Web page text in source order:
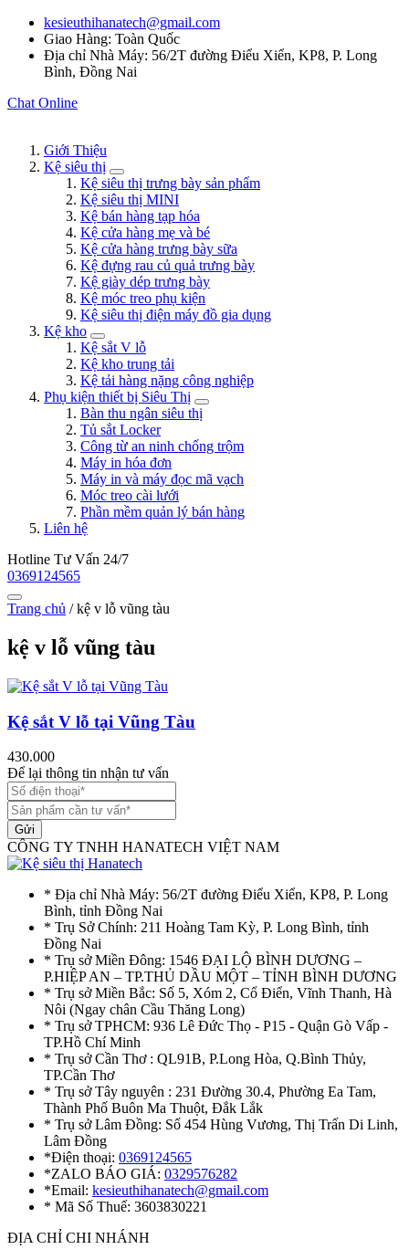
kesieuthihanatech@gmail.com
Giao Hàng: Toàn Quốc
Địa chỉ Nhà Máy: 56/2T đường Điểu Xiển, KP8, P. Long
Bình, Đồng Nai
Chat Online
Giới Thiệu
Kệ siêu thị
Kệ siêu thị trưng bày sản phẩm
Kệ siêu thị MINI
Kệ bán hàng tạp hóa
Kệ cửa hàng mẹ và bé
Kệ cửa hàng trưng bày sữa
Kệ đựng rau củ quả trưng bày
Kệ giày dép trưng bày
Kệ móc treo phụ kiện
Kệ siêu thị điện máy đồ gia dụng
Kệ kho
Kệ sắt V lỗ
Kệ kho trung tải
Kệ tải hàng nặng công nghiệp
Phụ kiện thiết bị Siêu Thị
Bàn thu ngân siêu thị
Tủ sắt Locker
Công từ an ninh chống trộm
Máy in hóa đơn
Máy in và máy đọc mã vạch
Móc treo cài lưới
Phần mềm quản lý bán hàng
Liên hệ
Hotline Tư Vấn 24/7
0369124565
Trang chủ /kệ v lỗ vũng tàu
kệ v lỗ vũng tàu
Kệ sắt V lỗ tại Vũng Tàu
430.000
Để lại thông tin nhận tư vấn
Gửi
CÔNG TY TNHH HANATECH VIỆT NAM
* Địa chỉ Nhà Máy: 56/2T đường Điểu Xiển, KP8, P. Long
Bình, tỉnh Đồng Nai
* Trụ Sở Chính: 211 Hoàng Tam Kỳ, P. Long Bình, tỉnh
Đồng Nai
* Trụ sở Miền Đông: 1546 ĐẠI LỘ BÌNH DƯƠNG –
P.HIỆP AN – TP.THỦ DẦU MỘT – TỈNH BÌNH DƯƠNG
* Trụ sở Miền Bắc: Số 5, Xóm 2, Cổ Điển, Vĩnh Thanh, Hà
Nôi (Ngay chân Cầu Thăng Long)
* Trụ sở TPHCM: 936 Lê Đức Thọ - P15 - Quận Gò Vấp -
TP.Hồ Chí Minh
* Trụ sở Cần Thơ : QL91B, P.Long Hòa, Q.Bình Thủy,
TP.Cần Thơ
* Trụ sở Tây nguyên : 231 Đường 30.4, Phường Ea Tam,
Thành Phố Buôn Ma Thuột, Đắk Lắk
* Trụ sở Lâm Đồng: Số 454 Hùng Vương, Thị Trấn Di Linh,
Lâm Đồng
*Điện thoại: 0369124565
*ZALO BÁO GIÁ: 0329576282
*Email: kesieuthihanatech@gmail.com
* Mã Số Thuế: 3603830221
ĐỊA CHỈ CHI NHÁNH